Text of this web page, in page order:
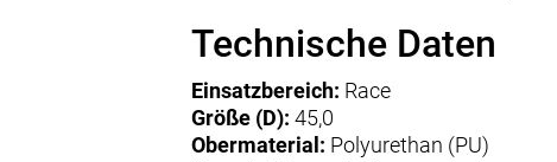
Technische Daten
Einsatzbereich: Race
Größe (D): 45,0
Obermaterial: Polyurethan (PU)